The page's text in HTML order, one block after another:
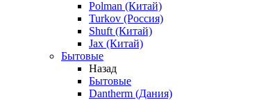
Polman (Китай)
Turkov (Россия)
Shuft (Китай)
Jax (Китай)
Бытовые
Назад
Бытовые
Dantherm (Дания)